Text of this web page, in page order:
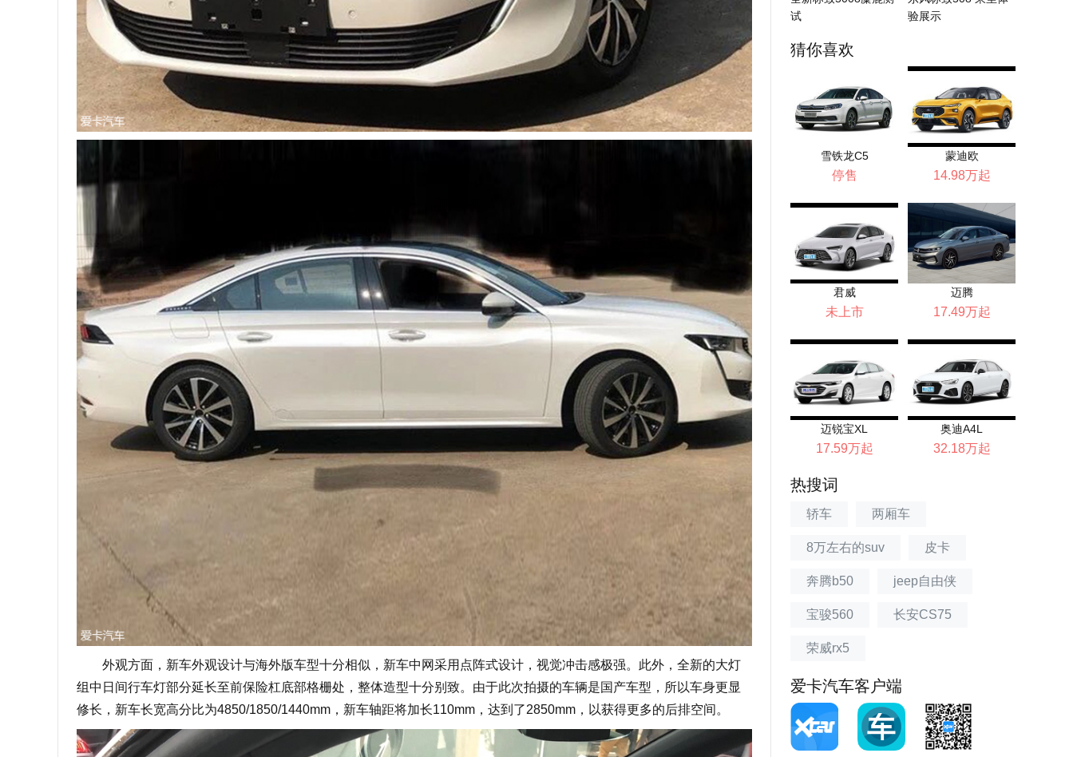
外观方面，新车外观设计与海外版车型十分相似，新车中网采用点阵式设计，视觉冲击感极强。此外，全新的大灯
组中日间行车灯部分延长至前保险杠底部格栅处，整体造型十分别致。由于此次拍摄的车辆是国产车型，所以车身更显
修长，新车长宽高分比为4850/1850/1440mm，新车轴距将加长110mm，达到了2850mm，以获得更多的后排空间。
试
验展示
猜你喜欢
雪铁龙C5
停售
蒙迪欧
14.98万起
君威
未上市
迈腾
17.49万起
迈锐宝XL
17.59万起
奥迪A4L
32.18万起
热搜词
轿车 两厢车
8万左右的suv 皮卡
奔腾b50 jeep自由侠
宝骏560 长安CS75
荣威rx5
爱卡汽车客户端